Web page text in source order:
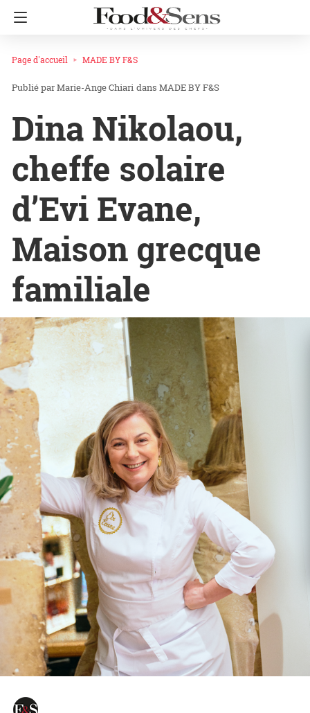
Page d'accueil MADE BY F&S
Marie-Ange Chiari dans MADE BY F&S
Dina Nikolaou,
cheffe solaire
d’Evi Evane,
Maison grecque
familiale